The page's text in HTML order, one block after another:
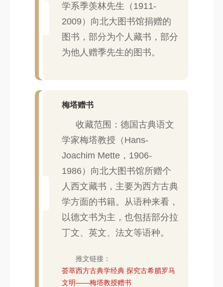
学系季羡林先生（1911-
2009）向北大图书馆捐赠的
图书，部分为个人藏书，部分
为他人赠季先生的图书。
梅塔赠书
收藏范围：德国古典语文
学家梅塔教授（Hans-
Joachim Mette，1906-
1986）向北大图书馆所赠个
人西文藏书，主要为西方古典
学方面的书籍。从语种来看，
以德文书为主，也包括部分拉
丁文、英文、法文等语种。
推文链接：
荟萃西方古典学经典 探究古希腊罗马
文明——梅塔教授赠书